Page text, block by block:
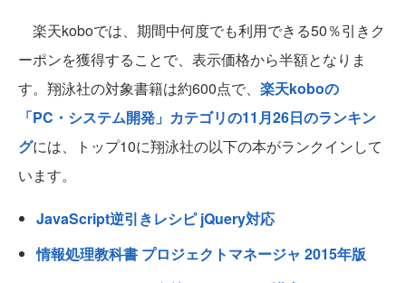
楽天koboでは、期間中何度でも利用できる50％引きク
ーポンを獲得することで、表示価格から半額となりま
す。翔泳社の対象書籍は約600点で、 楽天koboの
「PC・システム開発」カテゴリの11月26日のランキン
グには、トップ10に翔泳社の以下の本がランクインして
います。
JavaScript逆引きレシピ jQuery対応
情報処理教科書 プロジェクトマネージャ 2015年版